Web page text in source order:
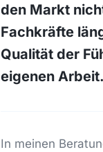
den Markt
Fachkräfte
Qualität der
eigenen Arbeit.
In meinen